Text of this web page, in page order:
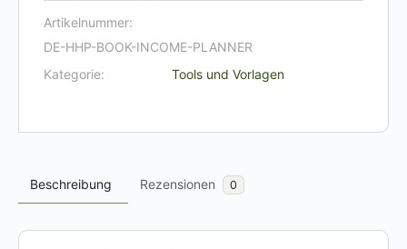
Artikelnummer:
DE-HHP-BOOK-INCOME-PLANNER
Kategorie:
Tools und Vorlagen
Beschreibung Rezensionen 0